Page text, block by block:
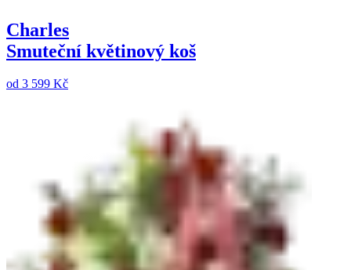
Charles
Smuteční květinový koš
od 3 599 Kč